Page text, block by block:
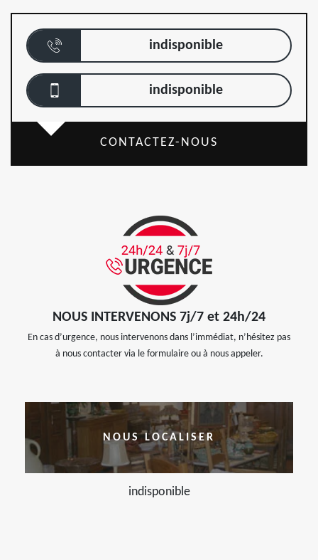
indisponible
indisponible
CONTACTEZ-NOUS
NOUS INTERVENONS 7j/7 et 24h/24
En cas d’urgence, nous intervenons dans l’immédiat, n’hésitez pas
à nous contacter via le formulaire ou à nous appeler.
NOUS LOCALISER
indisponible